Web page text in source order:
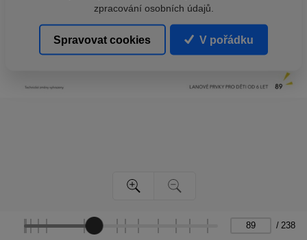
/ 238
zpracování osobních údajů.
Spravovat cookies V pořádku